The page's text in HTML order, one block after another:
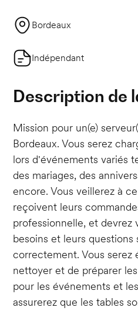
Bordeaux
Indépendant
Description de
Mission pour un(e)
Bordeaux. Vous serez
lors d'événements variés
des mariages, des
encore. Vous veillerez à
reçoivent leurs
professionnelle, et devrez
besoins et leurs questions
correctement. Vous serez
nettoyer et de préparer
pour les événements et
assurerez que les tables